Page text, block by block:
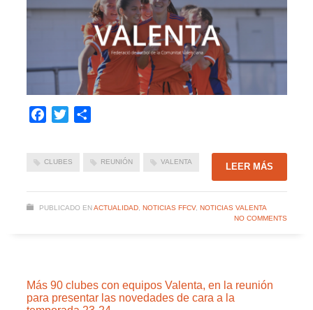
Facebook
Twitter
CLUBES REUNIÓN VALENTA LEER MÁS
PUBLICADO EN ACTUALIDAD, NOTICIAS FFCV, NOTICIAS VALENTA
NO COMMENTS
Más 90 clubes con equipos Valenta, en la reunión
para presentar las novedades de cara a la